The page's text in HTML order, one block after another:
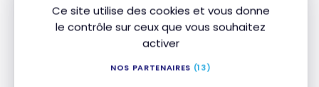
Ce site utilise des cookies et vous donne
le contrôle sur ceux que vous souhaitez
activer
NOS PARTENAIRES (13)